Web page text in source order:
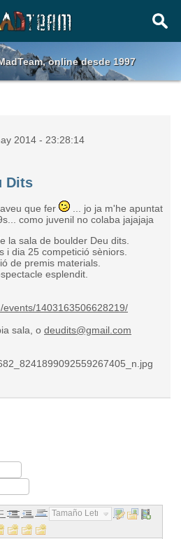
online desde 1997
2014 - 23:28:14
Dits
que fer
... jo ja m'he apuntat
como juvenil no colaba jajajaja
la sala de boulder Deu dits.
i dia 25 competició sèniors.
de premis materials.
esplendit.
events/1403163506628219/
sala, o deudits@gmail.com
Tamaño Letra...